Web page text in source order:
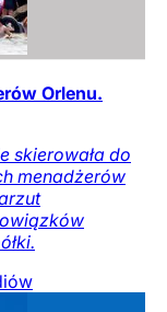
Orlenu.
skierowała do
menadżerów